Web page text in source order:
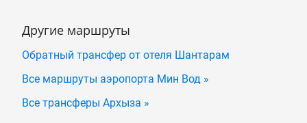
Другие маршруты
Обратный трансфер от отеля Шантарам
Все маршруты аэропорта Мин Вод »
Все трансферы Архыза »